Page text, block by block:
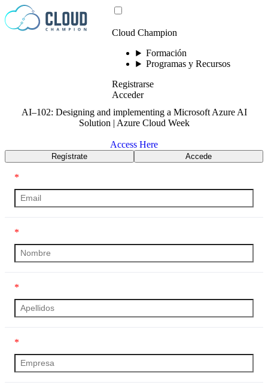
Saltar al contenido
Cloud Champion
Formación
Programas y Recursos
Registrarse
Acceder
AI–102: Designing and implementing a Microsoft Azure AI
Solution | Azure Cloud Week
Access Here
Regístrate Accede
*
*
*
*